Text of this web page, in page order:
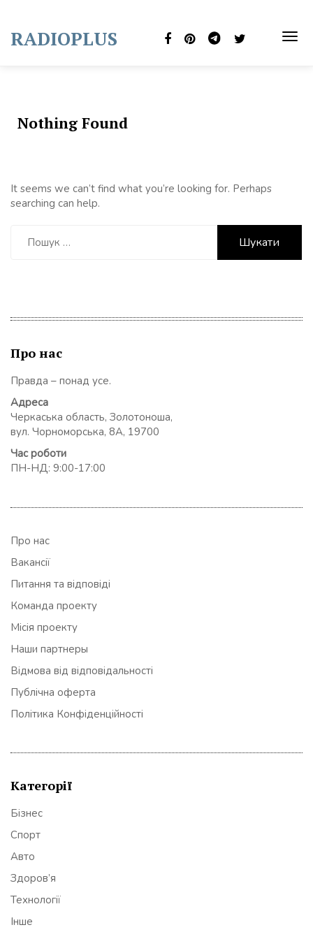
content
RADIOPLUS
Nothing Found
It seems we can’t find what you’re looking for. Perhaps
searching can help.
Про нас
Правда – понад усе.
Адреса
Черкаська область, Золотоноша,
вул. Чорноморська, 8А, 19700
Час роботи
ПН-НД: 9:00-17:00
Про нас
Вакансії
Питання та відповіді
Команда проекту
Місія проекту
Наши партнеры
Відмова від відповідальності
Публічна оферта
Політика Конфіденційності
Категорії
Бізнес
Спорт
Авто
Здоров’я
Технології
Інше